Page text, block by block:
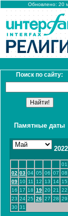
Обновлено: 20
Поиск по сайту:
Памятные даты
2022
01
02 03 04 05 06 07 08
09 10 11 12 13 14 15
16 17 18 19 20 21
22
23 24 25 26 27 28 29
30 31